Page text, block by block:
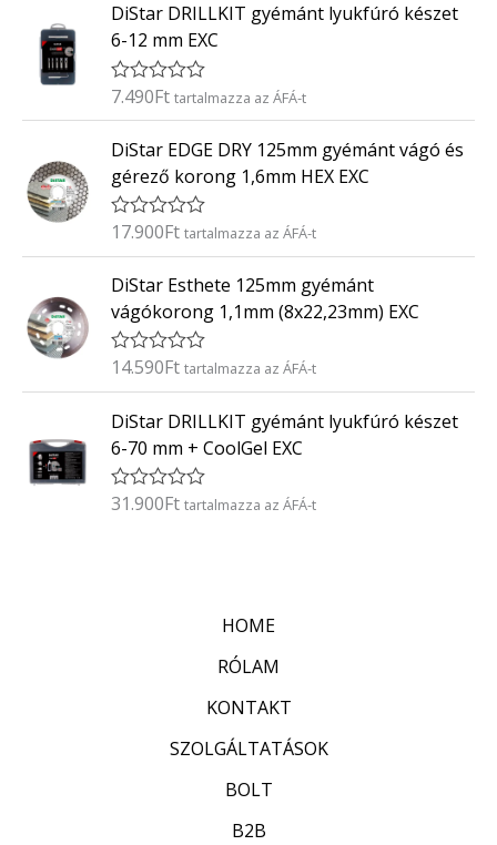
/
5
é
k
e
l
é
s
:
/
5
DiStar DRILLKIT gyémánt lyukfúró készet
6-12 mm EXC
É
é
e
l
é
s
:
/
5
7.490Ft tartalmazza az ÁFÁ-t
DiStar EDGE DRY 125mm gyémánt vágó és
gérező korong 1,6mm HEX EXC
É
é
e
l
s
:
/
5
17.900Ft tartalmazza az ÁFÁ-t
DiStar Esthete 125mm gyémánt
vágókorong 1,1mm (8x22,23mm) EXC
É
é
k
e
l
é
s
14.590Ft tartalmazza az ÁFÁ-t
DiStar DRILLKIT gyémánt lyukfúró készet
6-70 mm + CoolGel EXC
É
31.900Ft tartalmazza az ÁFÁ-t
HOME
RÓLAM
KONTAKT
SZOLGÁLTATÁSOK
BOLT
B2B